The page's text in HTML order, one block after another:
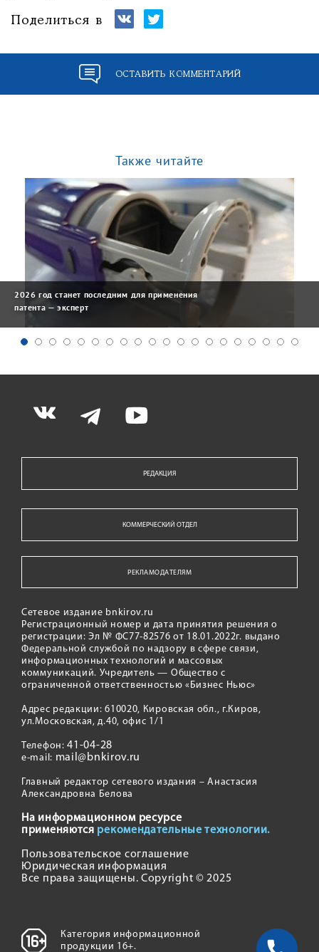
Поделиться в
ОСТАВИТЬ КОММЕНТАРИЙ
Также читайте
2026 год станет последним для применения
патента — эксперт
РЕДАКЦИЯ
КОММЕРЧЕСКИЙ ОТДЕЛ
РЕКЛАМОДАТЕЛЯМ
Сетевое издание bnkirov.ru
Регистрационный номер и дата принятия решения о
регистрации: Эл № ФС77-82576 от 18.01.2022г. выдано
Федеральной службой по надзору в сфере связи,
информационных технологий и массовых
коммуникаций. Учредитель — Общество с
ограниченной ответственностью «Бизнес Ньюс»
Адрес редакции: 610020, Кировская обл., г.Киров,
ул.Московская, д.40, офис 1/1
Телефон:41-04-28
e-mail: mail@bnkirov.ru
Главный редактор сетевого издания – Анастасия
Александровна Белова
На информационном ресурсе
применяются рекомендательные технологии.
Пользовательское соглашение
Юридическая информация
Все права защищены. Copyright © 2025
Категория информационной
продукции 16+.